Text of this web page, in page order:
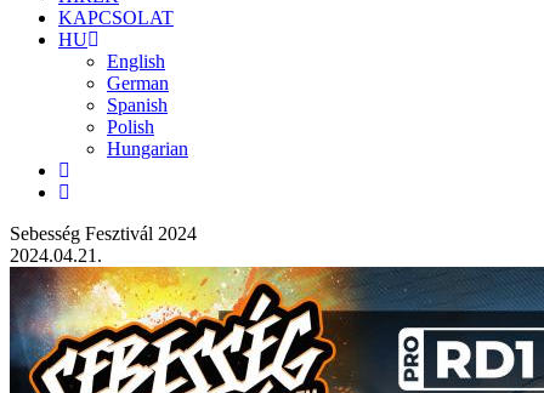
KAPCSOLAT
HU
English
German
Spanish
Polish
Hungarian
Sebesség Fesztivál 2024
2024.04.21.